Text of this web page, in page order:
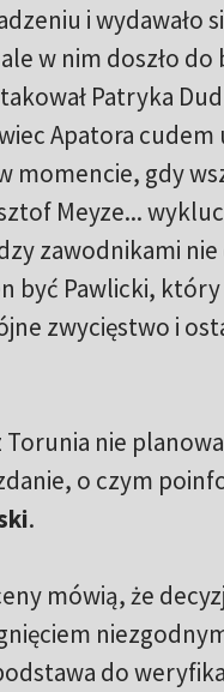
i wydawało
w nim doszło
Patryka
Apatora
momencie, gdy
Meyze...
zawodnikami
być Pawlicki,
zwycięstwo i
nie
o czym
.
mówią, że
do